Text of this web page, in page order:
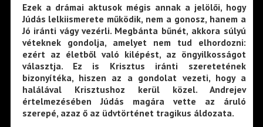
Ezek a drámai aktusok mégis annak a jelölői, hogy
Júdás lelkiismerete működik, nem a gonosz, hanem a
Jó iránti vágy vezérli. Megbánta bűnét, akkora súlyú
véteknek gondolja, amelyet nem tud elhordozni:
ezért az életből való kilépést, az öngyilkosságot
választja. Ez is Krisztus iránti szeretetének
bizonyítéka, hiszen az a gondolat vezeti, hogy a
halálával Krisztushoz kerül közel. Andrejev
értelmezésében Júdás magára vette az áruló
szerepé, azaz ő az üdvtörténet tragikus áldozata.